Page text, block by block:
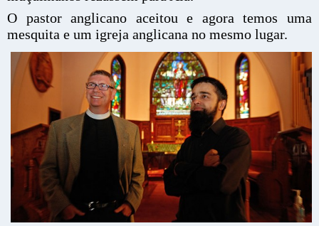
O pastor anglicano aceitou e agora temos uma
mesquita e um igreja anglicana no mesmo lugar.